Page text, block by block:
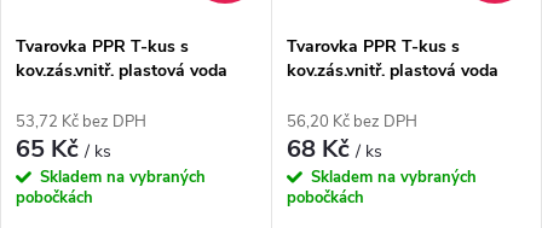
p
r
o
s
p
r
o
Tvarovka PPR T-kus s
kov.zás.vnitř. plastová voda
53,72 Kč bez DPH
65 Kč/ ks
Skladem na vybraných
pobočkách
Tvarovka PPR T-kus s
kov.zás.vnitř. plastová voda
56,20 Kč bez DPH
68 Kč/ ks
Skladem na vybraných
pobočkách